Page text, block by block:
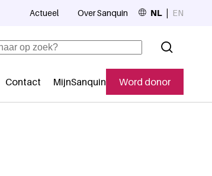
navigatie
Contact MijnSanquin Word donor
Actueel Over Sanquin NL EN